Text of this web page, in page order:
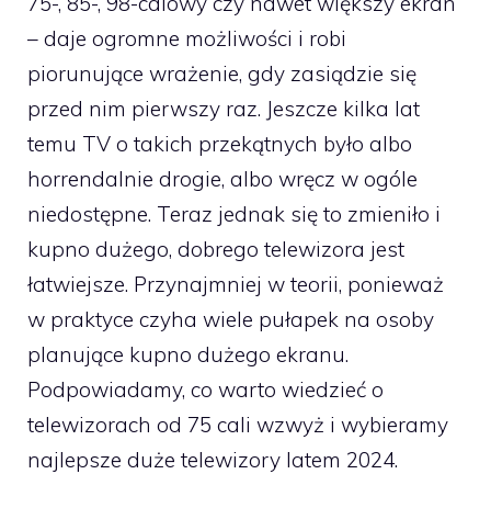
– daje ogromne możliwości i robi
piorunujące wrażenie, gdy zasiądzie się
przed nim pierwszy raz. Jeszcze kilka lat
temu TV o takich przekątnych było albo
horrendalnie drogie, albo wręcz w ogóle
niedostępne. Teraz jednak się to zmieniło i
kupno dużego, dobrego telewizora jest
łatwiejsze. Przynajmniej w teorii, ponieważ
w praktyce czyha wiele pułapek na osoby
planujące kupno dużego ekranu.
Podpowiadamy, co warto wiedzieć o
telewizorach od 75 cali wzwyż i wybieramy
najlepsze duże telewizory latem 2024.